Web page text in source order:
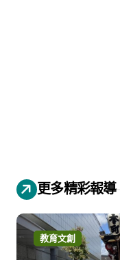
更多精彩報導
教育文創